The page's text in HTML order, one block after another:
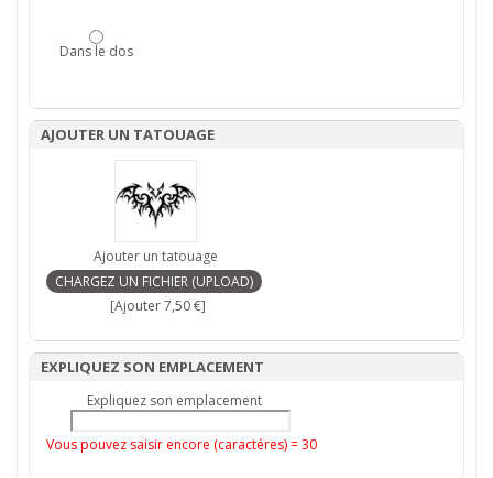
Dans le dos
AJOUTER UN TATOUAGE
Ajouter un tatouage
[Ajouter 7,50 €]
EXPLIQUEZ SON EMPLACEMENT
Expliquez son emplacement
Vous pouvez saisir encore (caractéres) =30